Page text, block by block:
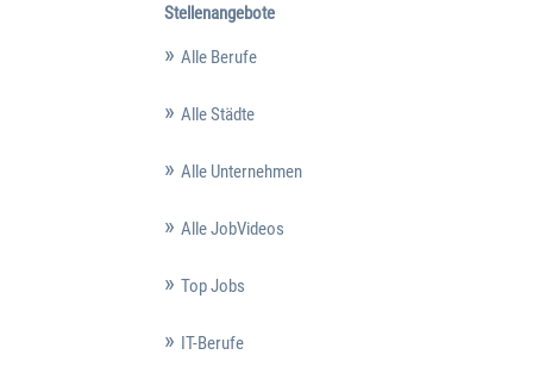
Stellenangebote
Alle Berufe
Alle Städte
Alle Unternehmen
Alle JobVideos
Top Jobs
IT-Berufe